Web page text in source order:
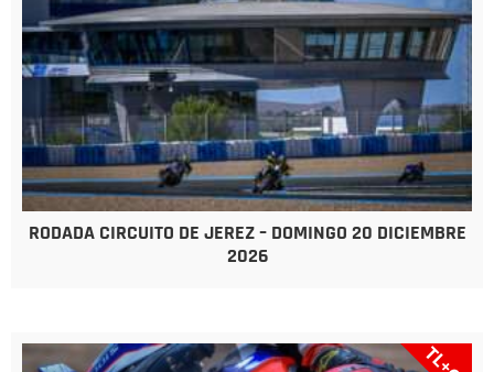
RODADA CIRCUITO DE JEREZ – DOMINGO 20 DICIEMBRE
2026